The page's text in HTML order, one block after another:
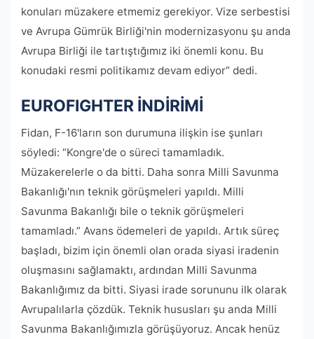
konuları müzakere etmemiz gerekiyor. Vize serbestisi
ve Avrupa Gümrük Birliği'nin modernizasyonu şu anda
Avrupa Birliği ile tartıştığımız iki önemli konu. Bu
konudaki resmi politikamız devam ediyor” dedi.
EUROFIGHTER İNDİRİMİ
Fidan, F-16'ların son durumuna ilişkin ise şunları
söyledi: “Kongre'de o süreci tamamladık.
Müzakerelerle o da bitti. Daha sonra Milli Savunma
Bakanlığı'nın teknik görüşmeleri yapıldı. Milli
Savunma Bakanlığı bile o teknik görüşmeleri
tamamladı.” Avans ödemeleri de yapıldı. Artık süreç
başladı, bizim için önemli olan orada siyasi iradenin
oluşmasını sağlamaktı, ardından Milli Savunma
Bakanlığımız da bitti. Siyasi irade sorununu ilk olarak
Avrupalılarla çözdük. Teknik hususları şu anda Milli
Savunma Bakanlığımızla görüşüyoruz. Ancak henüz